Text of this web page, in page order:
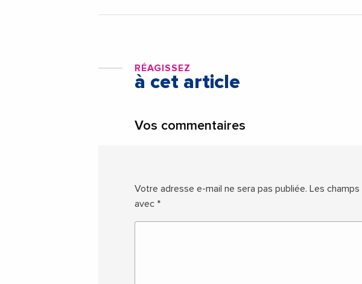
RÉAGISSEZ
à cet article
Vos commentaires
Votre adresse e-mail ne sera pas publiée. Les
avec *